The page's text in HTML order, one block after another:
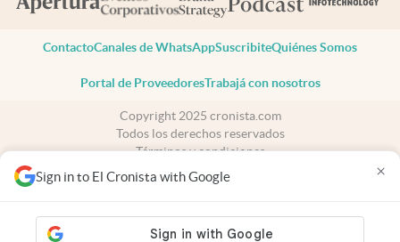
Sign in to El Cronista with Google ×
ContactoCanales de WhatsAppSuscribiteQuiénes Somos
Portal de ProveedoresTrabajá con nosotros
Copyright 2025 cronista.com
Todos los derechos reservados
Términos y condiciones
Privacidad
Consentimiento